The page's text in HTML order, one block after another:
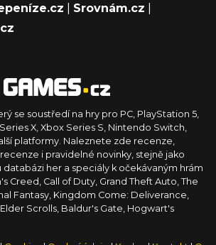
Srovnám.cz
se soustředí na hry pro PC, PlayStation 5,
X, Xbox Series S, Nintendo Switch,
platformy. Naleznete zde recenze,
i pravidelné novinky, stejně jako
her a speciály k očekávaným hrám
Creed, Call of Duty, Grand Theft Auto, The
Fantasy, Kingdom Come: Deliverance,
Scrolls, Baldur's Gate, Hogwart's